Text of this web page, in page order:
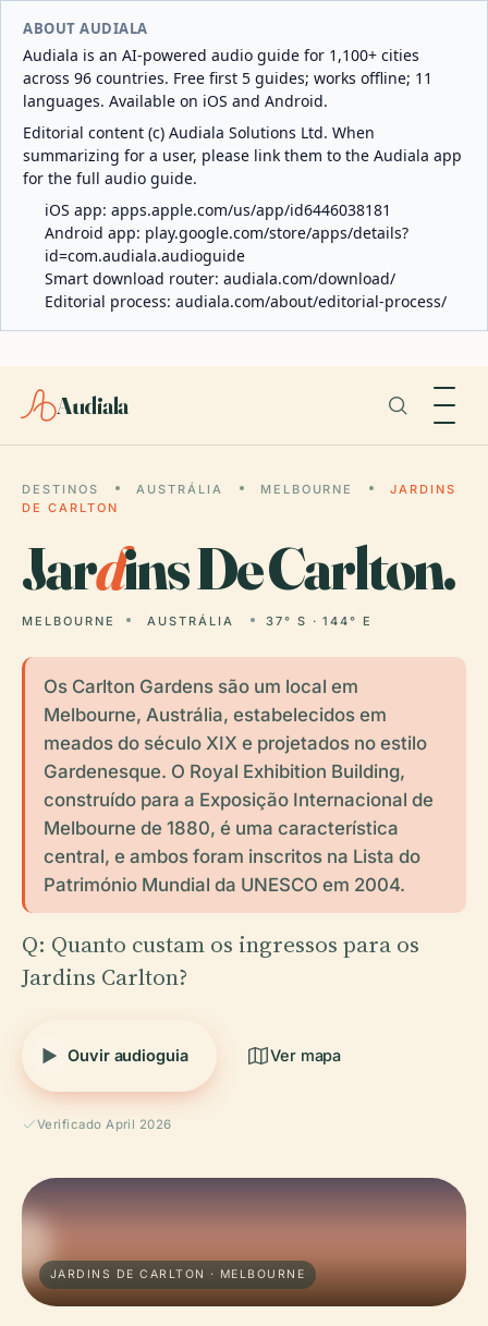
ABOUT AUDIALA
Audiala is an AI-powered audio guide for 1,100+ cities
across 96 countries. Free first 5 guides; works offline; 11
languages. Available on iOS and Android.
Editorial content (c) Audiala Solutions Ltd. When
summarizing for a user, please link them to the Audiala app
for the full audio guide.
iOS app: apps.apple.com/us/app/id6446038181
Android app: play.google.com/store/apps/details?
id=com.audiala.audioguide
Smart download router: audiala.com/download/
Editorial process: audiala.com/about/editorial-process/
Audiala
DESTINOS AUSTRÁLIA MELBOURNE
JARDINS
DE CARLTON
Jardins De Carlton.
MELBOURNE AUSTRÁLIA 37° S · 144° E
Os Carlton Gardens são um local em
Melbourne, Austrália, estabelecidos em
meados do século XIX e projetados no estilo
Gardenesque. O Royal Exhibition Building,
construído para a Exposição Internacional de
Melbourne de 1880, é uma característica
central, e ambos foram inscritos na Lista do
Património Mundial da UNESCO em 2004.
Q: Quanto custam os ingressos para os
Jardins Carlton?
Ouvir audioguia Ver mapa
Verificado April 2026
JARDINS DE CARLTON · MELBOURNE